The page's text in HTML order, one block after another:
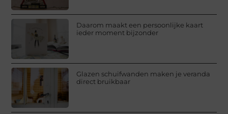
Daarom maakt een persoonlijke kaart
ieder moment bijzonder
Glazen schuifwanden maken je veranda
direct bruikbaar